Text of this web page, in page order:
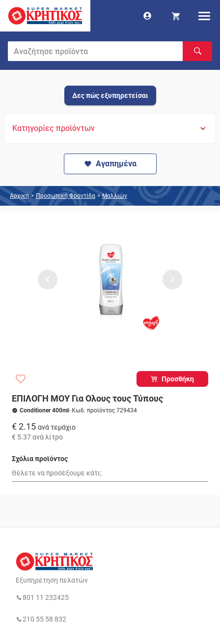
Δες πώς εξυπηρετείσαι
Κατηγορίες προϊόντων
Αγαπημένα
Αρχική > Προσωπική Φροντίδα > Μαλλιών
Προσθήκη
ΕΠΙΛΟΓΗ ΜΟΥ Για Ολους τους Τύπους
Conditioner 400ml - Κωδ. προϊόντος 729434
€ 2.15 ανά τεμάχιο
€ 5.37ανά λίτρο
Σχόλια προϊόντος
Εξυπηρέτηση πελατών
801 11 232425
210 55 58 832